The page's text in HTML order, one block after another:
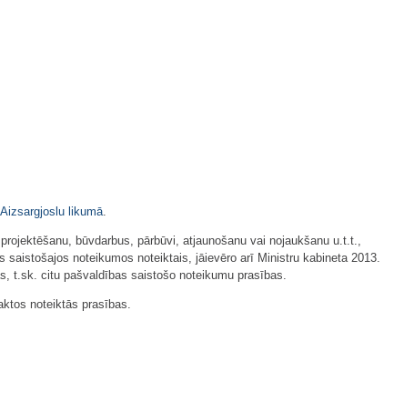
Aizsargjoslu likumā.
būvdarbus, pārbūvi, atjaunošanu vai nojaukšanu u.t.t.,
noteikumos noteiktais, jāievēro arī Ministru kabineta 2013.
t.sk. citu pašvaldības saistošo noteikumu prasības.
noteiktās prasības.